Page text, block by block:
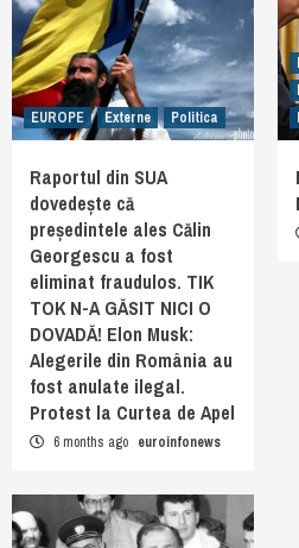
EUROPE Externe Politica
Raportul din SUA
dovedește că
președintele ales Călin
Georgescu a fost
eliminat fraudulos. TIK
TOK N-A GĂSIT NICI O
DOVADĂ! Elon Musk:
Alegerile din România au
fost anulate ilegal.
Protest la Curtea de Apel
6 months ago euroinfonews